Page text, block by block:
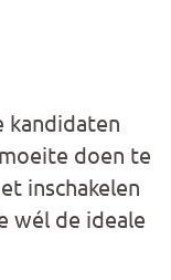
kandidaten
doen te
inschakelen
wél de ideale